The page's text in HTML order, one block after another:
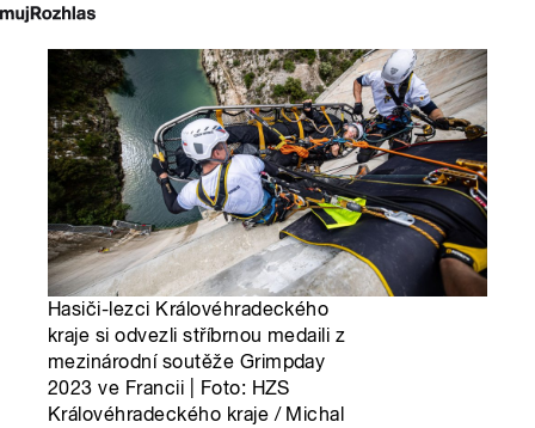
Hasiči-lezci Královéhradeckého
kraje si odvezli stříbrnou medaili z
mezinárodní soutěže Grimpday
2023 ve Francii | Foto: HZS
Královéhradeckého kraje / Michal